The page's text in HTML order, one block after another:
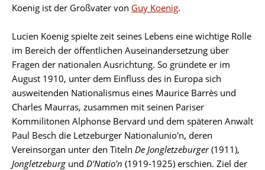
Koenig ist der Großvater von Guy Koenig.
Lucien Koenig spielte zeit seines Lebens eine wichtige Rolle
im Bereich der öffentlichen Auseinandersetzung über
Fragen der nationalen Ausrichtung. So gründete er im
August 1910, unter dem Einfluss des in Europa sich
ausweitenden Nationalismus eines Maurice Barrès und
Charles Maurras, zusammen mit seinen Pariser
Kommilitonen Alphonse Bervard und dem späteren Anwalt
Paul Besch die Letzeburger Nationalunio'n, deren
Vereinsorgan unter den Titeln De Jongletzeburger(1911),
Jongletzeburg und D'Natio'n (1919-1925) erschien. Ziel der